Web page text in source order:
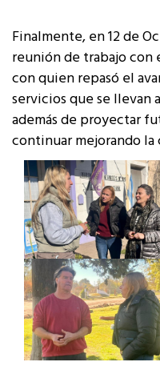
Finalmente, en 12 de
reunión de trabajo con
con quien repasó el
servicios que se llevan
además de proyectar
continuar mejorando la